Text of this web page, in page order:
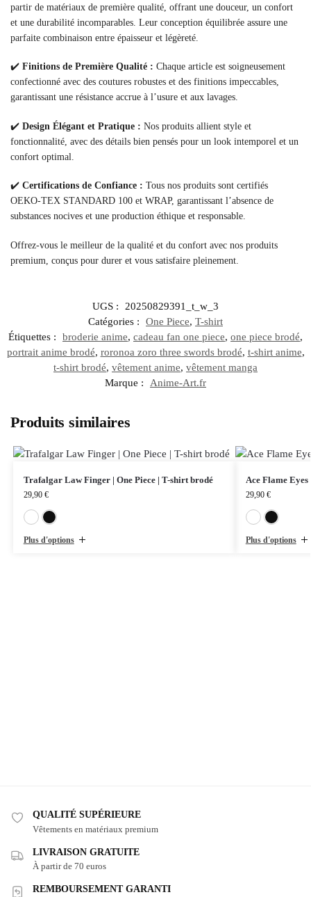
partir de matériaux de première qualité, offrant une douceur, un confort
et une durabilité incomparables. Leur conception équilibrée assure une
parfaite combinaison entre épaisseur et légèreté.
✔️ Finitions de Première Qualité : Chaque article est soigneusement
confectionné avec des coutures robustes et des finitions impeccables,
garantissant une résistance accrue à l’usure et aux lavages.
✔️ Design Élégant et Pratique : Nos produits allient style et
fonctionnalité, avec des détails bien pensés pour un look intemporel et un
confort optimal.
✔️ Certifications de Confiance : Tous nos produits sont certifiés
OEKO-TEX STANDARD 100 et WRAP, garantissant l’absence de
substances nocives et une production éthique et responsable.
Offrez-vous le meilleur de la qualité et du confort avec nos produits
premium, conçus pour durer et vous satisfaire pleinement.
UGS :
20250829391_t_w_3
Catégories :
One Piece, T-shirt
Étiquettes :
broderie anime, cadeau fan one piece, one piece brodé,
portrait anime brodé, roronoa zoro three swords brodé, t-shirt anime,
t-shirt brodé, vêtement anime, vêtement manga
Marque :
Anime-Art.fr
Produits similaires
Trafalgar Law Finger | One Piece | T-shirt brodé
29,90 €
Plus d'options
Ace Flame
29,90 €
Plus d'options
QUALITÉ SUPÉRIEURE
Vêtements en matériaux premium
LIVRAISON GRATUITE
À partir de 70 euros
REMBOURSEMENT GARANTI